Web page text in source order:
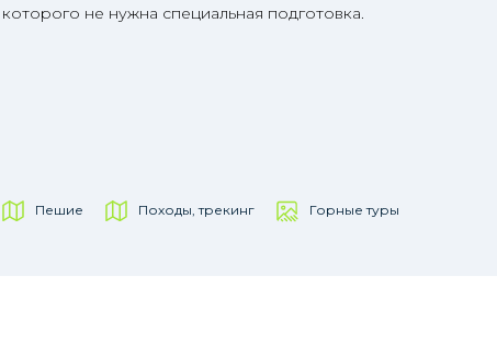
которого не нужна специальная подготовка.
Пешие Походы, трекинг Горные туры